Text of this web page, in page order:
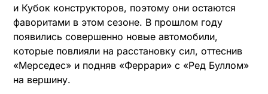
и Кубок конструкторов, поэтому они остаются
фаворитами в этом сезоне. В прошлом году
появились совершенно новые автомобили,
которые повлияли на расстановку сил, оттеснив
«Мерседес» и подняв «Феррари» с «Ред Буллом»
на вершину.